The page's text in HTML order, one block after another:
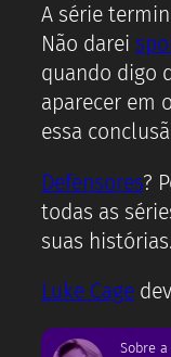
A série
Não darei
quando digo
aparecer em
essa
Defensores?
todas as
suas histórias.
Luke Cage
Sobre